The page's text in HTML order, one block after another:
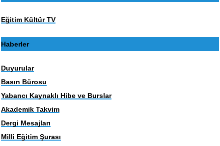
Eğitim Kültür TV
Haberler
Duyurular
Basın Bürosu
Yabancı Kaynaklı Hibe ve Burslar
Akademik Takvim
Dergi Mesajları
Milli Eğitim Şurası